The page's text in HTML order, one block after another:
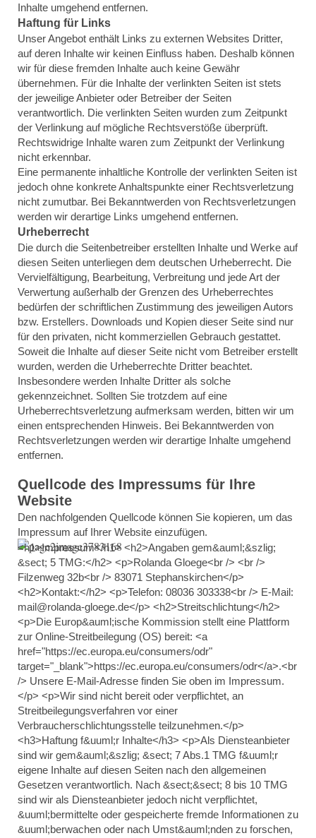
Inhalte umgehend entfernen.
Haftung für Links
Unser Angebot enthält Links zu externen Websites Dritter,
auf deren Inhalte wir keinen Einfluss haben. Deshalb können
wir für diese fremden Inhalte auch keine Gewähr
übernehmen. Für die Inhalte der verlinkten Seiten ist stets
der jeweilige Anbieter oder Betreiber der Seiten
verantwortlich. Die verlinkten Seiten wurden zum Zeitpunkt
der Verlinkung auf mögliche Rechtsverstöße überprüft.
Rechtswidrige Inhalte waren zum Zeitpunkt der Verlinkung
nicht erkennbar.
Eine permanente inhaltliche Kontrolle der verlinkten Seiten ist
jedoch ohne konkrete Anhaltspunkte einer Rechtsverletzung
nicht zumutbar. Bei Bekanntwerden von Rechtsverletzungen
werden wir derartige Links umgehend entfernen.
Urheberrecht
Die durch die Seitenbetreiber erstellten Inhalte und Werke auf
diesen Seiten unterliegen dem deutschen Urheberrecht. Die
Vervielfältigung, Bearbeitung, Verbreitung und jede Art der
Verwertung außerhalb der Grenzen des Urheberrechtes
bedürfen der schriftlichen Zustimmung des jeweiligen Autors
bzw. Erstellers. Downloads und Kopien dieser Seite sind nur
für den privaten, nicht kommerziellen Gebrauch gestattet.
Soweit die Inhalte auf dieser Seite nicht vom Betreiber erstellt
wurden, werden die Urheberrechte Dritter beachtet.
Insbesondere werden Inhalte Dritter als solche
gekennzeichnet. Sollten Sie trotzdem auf eine
Urheberrechtsverletzung aufmerksam werden, bitten wir um
einen entsprechenden Hinweis. Bei Bekanntwerden von
Rechtsverletzungen werden wir derartige Inhalte umgehend
entfernen.
Quellcode des Impressums für Ihre
Website
Den nachfolgenden Quellcode können Sie kopieren, um das
Impressum auf Ihrer Website einzufügen.
<h1>Impressum</h1> <h2>Angaben gem&auml;&szlig;
&sect; 5 TMG:</h2> <p>Rolanda Gloege<br /> <br />
Filzenweg 32b<br /> 83071 Stephanskirchen</p>
<h2>Kontakt:</h2> <p>Telefon: 08036 303338<br /> E-Mail:
mail@rolanda-gloege.de</p> <h2>Streitschlichtung</h2>
<p>Die Europ&auml;ische Kommission stellt eine Plattform
zur Online-Streitbeilegung (OS) bereit: <a
href="https://ec.europa.eu/consumers/odr"
target="_blank">https://ec.europa.eu/consumers/odr</a>.<br
/> Unsere E-Mail-Adresse finden Sie oben im Impressum.
</p> <p>Wir sind nicht bereit oder verpflichtet, an
Streitbeilegungsverfahren vor einer
Verbraucherschlichtungsstelle teilzunehmen.</p>
<h3>Haftung f&uuml;r Inhalte</h3> <p>Als Diensteanbieter
sind wir gem&auml;&szlig; &sect; 7 Abs.1 TMG f&uuml;r
eigene Inhalte auf diesen Seiten nach den allgemeinen
Gesetzen verantwortlich. Nach &sect;&sect; 8 bis 10 TMG
sind wir als Diensteanbieter jedoch nicht verpflichtet,
&uuml;bermittelte oder gespeicherte fremde Informationen zu
&uuml;berwachen oder nach Umst&auml;nden zu forschen,